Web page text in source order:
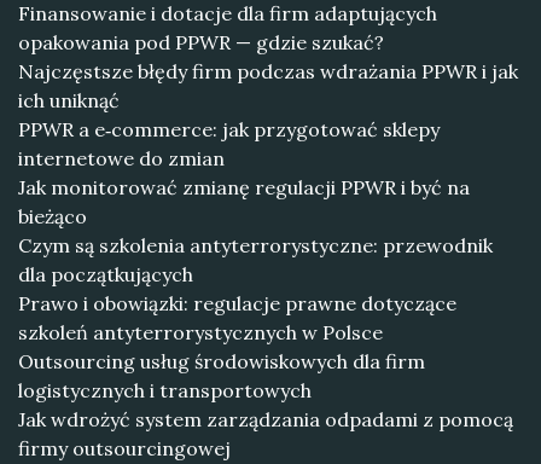
Finansowanie i dotacje dla firm adaptujących
opakowania pod PPWR — gdzie szukać?
Najczęstsze błędy firm podczas wdrażania PPWR i jak
ich uniknąć
PPWR a e‑commerce: jak przygotować sklepy
internetowe do zmian
Jak monitorować zmianę regulacji PPWR i być na
bieżąco
Czym są szkolenia antyterrorystyczne: przewodnik
dla początkujących
Prawo i obowiązki: regulacje prawne dotyczące
szkoleń antyterrorystycznych w Polsce
Outsourcing usług środowiskowych dla firm
logistycznych i transportowych
Jak wdrożyć system zarządzania odpadami z pomocą
firmy outsourcingowej